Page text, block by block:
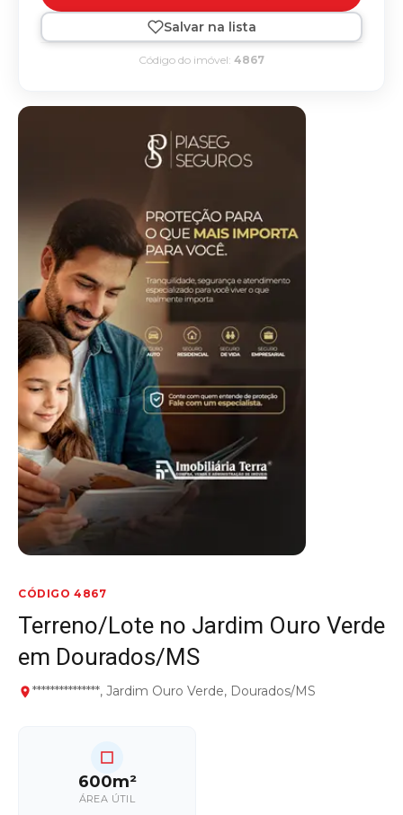
CÓDIGO 4867
Terreno/Lote no Jardim Ouro Verde
em Dourados/MS
***************, Jardim Ouro Verde, Dourados/MS
600m²
ÁREA ÚTIL
Salvar na lista
Código do imóvel: 4867